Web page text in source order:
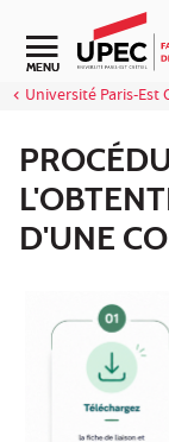
Aller au contenu
Navigation
MENU
Université Paris-Est
D'UNE